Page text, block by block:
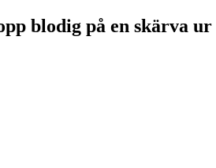
blodig på en skärva ur